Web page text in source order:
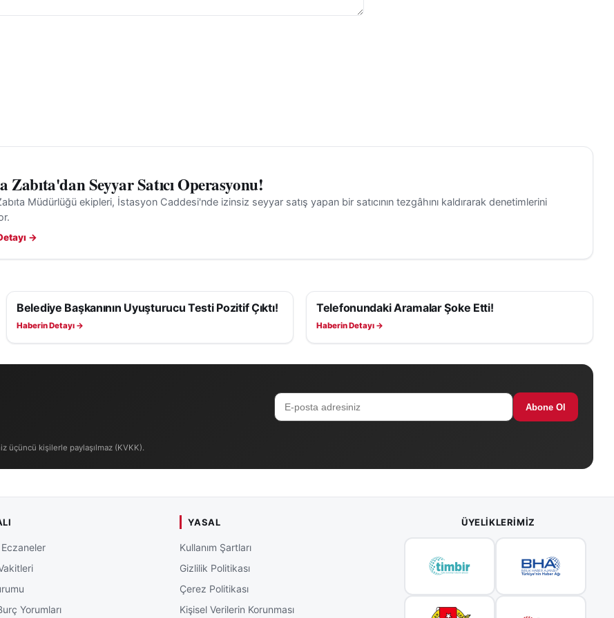
Zabıta'dan Seyyar Satıcı Operasyonu!
Müdürlüğü ekipleri, İstasyon Caddesi'nde izinsiz seyyar satış yapan bir satıcının tezgâhını kaldırarak denetimlerini
→
ASAYIŞ
Belediye Başkanının Uyuşturucu Testi Pozitif Çıktı!
Haberin Detayı →
ASAYIŞ
Telefonundaki Aramalar Şoke Etti!
Haberin Detayı →
Abone Ol
üçüncü kişilerle paylaşılmaz (KVKK).
Yorumları
YASAL
Kullanım Şartları
Gizlilik Politikası
Çerez Politikası
Kişisel Verilerin Korunması
ÜYELIKLERIMIZ